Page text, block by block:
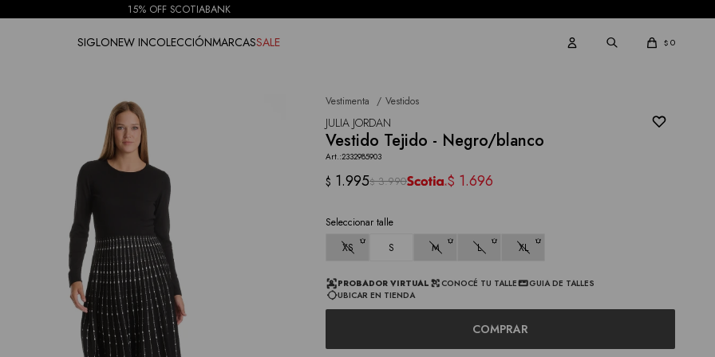
15% OFF SCOTIABANK
SIGLONEW INCOLECCIÓNMARCASSALE $ 0
Vestimenta Vestidos
JULIA JORDAN
Vestido Tejido - Negro/blanco
2332985903
$ 1.995$ 3.990 $ 1.696
Seleccionar talle
XS
S M L XL
PROBADOR VIRTUAL CONOCÉ TU TALLE
GUIA DE TALLES
UBICAR EN TIENDA
COMPRAR
NOTIFICARME